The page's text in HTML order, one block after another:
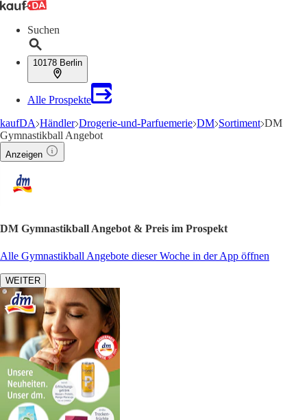
Suchen
10178 Berlin
Alle Prospekte
kaufDA Händler Drogerie-und-Parfuemerie DM Sortiment DM
Gymnastikball Angebot
Anzeigen
DM Gymnastikball Angebot & Preis im Prospekt
Alle Gymnastikball Angebote dieser Woche in der App öffnen
WEITER